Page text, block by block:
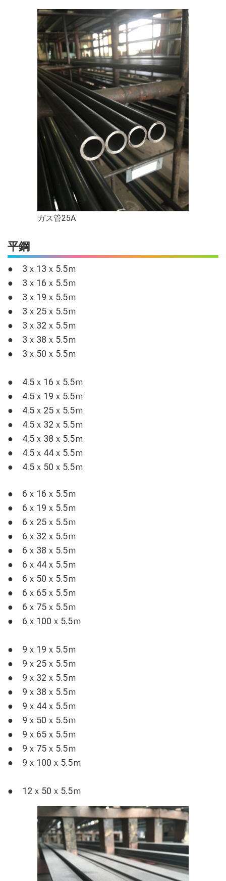
ガス管25A
平鋼
● 3ｘ13ｘ5.5ｍ
● 3ｘ16ｘ5.5ｍ
● 3ｘ19ｘ5.5ｍ
● 3ｘ25ｘ5.5ｍ
● 3ｘ32ｘ5.5ｍ
● 3ｘ38ｘ5.5ｍ
● 3ｘ50ｘ5.5ｍ
● 4.5ｘ16ｘ5.5ｍ
● 4.5ｘ19ｘ5.5ｍ
● 4.5 ｘ25ｘ5.5ｍ
● 4.5 ｘ32ｘ5.5ｍ
● 4.5ｘ38ｘ5.5ｍ
● 4.5ｘ44ｘ5.5ｍ
● 4.5ｘ50ｘ5.5ｍ
● 6ｘ16ｘ5.5ｍ
● 6ｘ19ｘ5.5ｍ
● 6ｘ25ｘ5.5ｍ
● 6ｘ32ｘ5.5ｍ
● 6ｘ38ｘ5.5ｍ
● 6ｘ44ｘ5.5ｍ
● 6ｘ50ｘ5.5ｍ
● 6ｘ65ｘ5.5ｍ
● 6ｘ75ｘ5.5ｍ
● 6ｘ100ｘ5.5ｍ
● 9ｘ19ｘ5.5ｍ
● 9ｘ25ｘ5.5ｍ
● 9 ｘ32ｘ5.5ｍ
● 9ｘ38ｘ5.5ｍ
● 9ｘ44ｘ5.5ｍ
● 9ｘ50ｘ5.5ｍ
● 9ｘ65ｘ5.5ｍ
● 9ｘ75ｘ5.5ｍ
● 9ｘ100ｘ5.5ｍ
● 12ｘ50ｘ5.5ｍ